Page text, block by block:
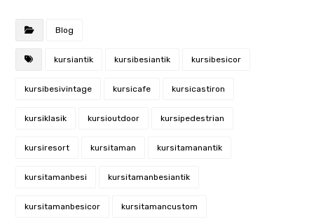
Blog
kursiantik kursibesiantik kursibesicor
kursibesivintage kursicafe kursicastiron
kursiklasik kursioutdoor kursipedestrian
kursiresort kursitaman kursitamanantik
kursitamanbesi kursitamanbesiantik
kursitamanbesicor kursitamancustom